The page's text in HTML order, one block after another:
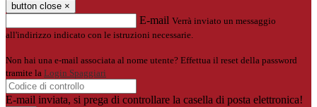
button close ×
E-mail Verrà inviato un messaggio
all'indirizzo indicato con le istruzioni necessarie.
Non hai una e-mail associata al nome utente? Effettua il reset della password
tramite la Login Spaggiari
E-mail inviata, si prega di controllare la casella di posta elettronica!